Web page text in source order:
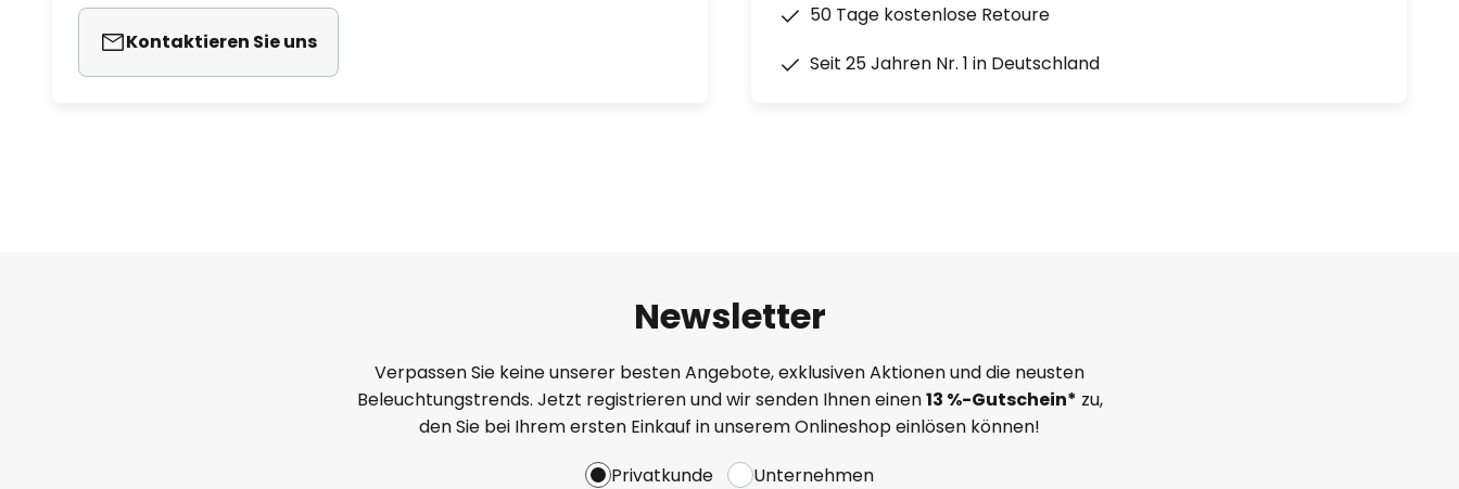
Kontaktieren Sie uns
50 Tage kostenlose Retoure
Seit 25 Jahren Nr. 1 in Deutschland
Newsletter
Verpassen Sie keine unserer besten Angebote, exklusiven Aktionen und die neusten
Beleuchtungstrends. Jetzt registrieren und wir senden Ihnen einen13 %-Gutschein* zu,
den Sie bei Ihrem ersten Einkauf in unserem Onlineshop einlösen können!
Privatkunde
Unternehmen